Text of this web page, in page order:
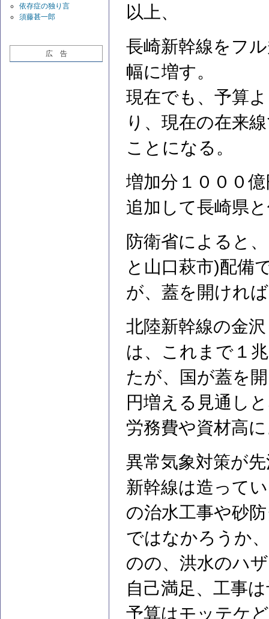
依存症の独り言
須藤甚一郎
広 告
以上、
長崎新幹線をフ
幅に増す。
現在でも、予算
り、現在の在来
ことになる。
増加分１０００
追加して長崎県
防衛省によると
と山口萩市)配備
が、蓋を開けれ
北陸新幹線の金
は、これまで１
たが、国が蓋を
円増える見通し
労務費や資材高
異常気象対策が
新幹線は造って
の治水工事や砂
ではなかろうか
のの、洪水のハ
自己満足、工事
予算はモッテケ